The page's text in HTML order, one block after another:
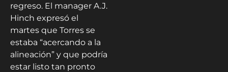
regreso. El manager A.J.
Hinch expresó el
martes que Torres se
estaba “acercando a la
alineación” y que podría
estar listo tan pronto